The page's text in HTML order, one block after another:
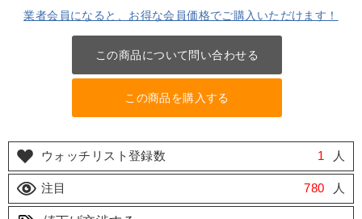
業者会員になると、お得な会員価格でご購入いただけます！
この商品について問い合わせる
この商品を購入する
ウォッチリスト登録数 1 人
注目 780 人